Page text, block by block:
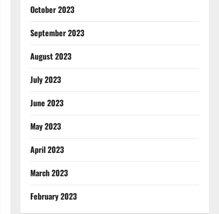
October 2023
September 2023
August 2023
July 2023
June 2023
May 2023
April 2023
March 2023
February 2023